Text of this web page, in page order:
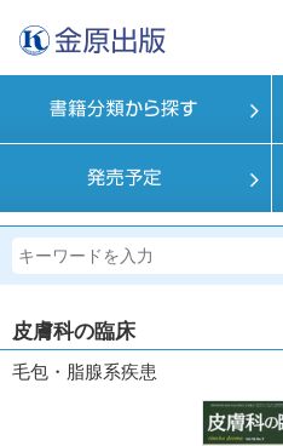
皮膚科の臨床
毛包・脂腺系疾患